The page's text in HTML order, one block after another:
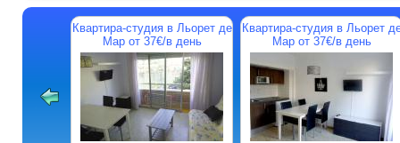
Квартира-студия в Льорет де
Мар от 37€/в день
Квартира-студия в Льорет
Мар от 37€/в день